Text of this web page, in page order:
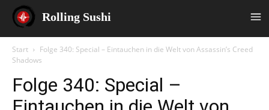
Rolling Sushi
Start
Folge 340: Special – Eintauchen in die Welt von Assassin’s Creed
Shadows
Folge 340: Special –